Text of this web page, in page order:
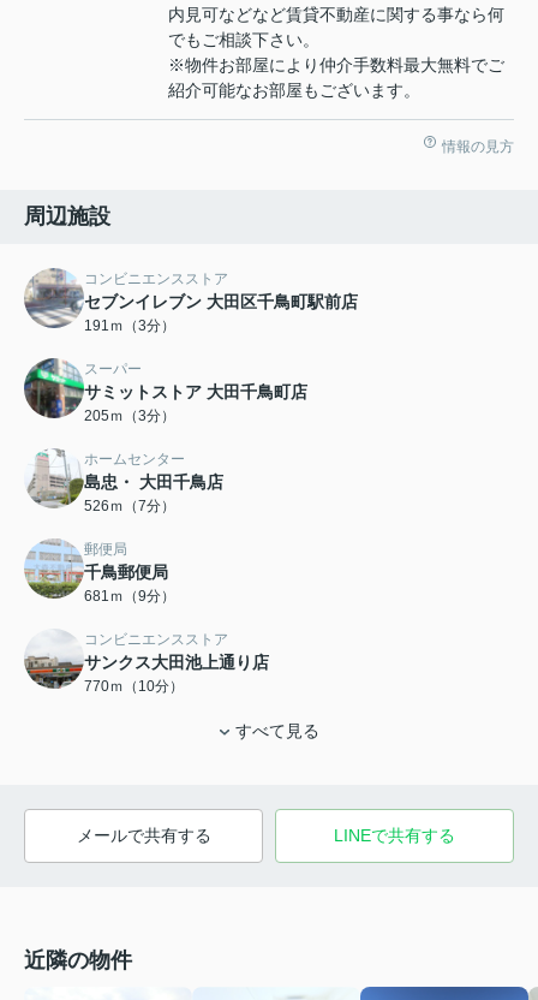
内見可などなど賃貸不動産に関する事なら何
でもご相談下さい。
※物件お部屋により仲介手数料最大無料でご
紹介可能なお部屋もございます。
情報の見方
周辺施設
コンビニエンスストア
セブンイレブン 大田区千鳥町駅前店
191ｍ（3分）
スーパー
サミットストア 大田千鳥町店
205ｍ（3分）
ホームセンター
島忠・ 大田千鳥店
526ｍ（7分）
郵便局
千鳥郵便局
681ｍ（9分）
コンビニエンスストア
サンクス大田池上通り店
770ｍ（10分）
すべて見る
メールで共有する LINEで共有する
近隣の物件